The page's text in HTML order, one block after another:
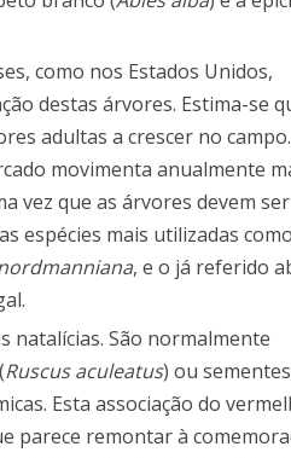
como nos Estados Unidos,
destas árvores. Estima-se
adultas a crescer no
movimenta anualmente
vez que as árvores devem ser
espécies mais utilizadas como
, e o já referido
natalícias. São normalmente
Ruscus aculeatus) ou sementes
Esta associação do
parece remontar à